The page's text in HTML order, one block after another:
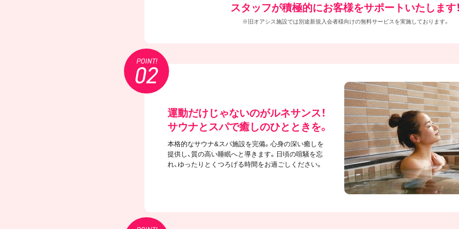
スタッフが積極的にお客様をサポートいたします
※旧オアシス施設では別途新規入会者様向けの無料サービスを実施しております。
運動だけじゃないのがルネサンス！
サウナとスパで癒しのひとときを。
本格的なサウナ&スパ施設を完備。心身の深い癒しを
提供し、質の高い睡眠へと導きます。日頃の喧騒を忘
れ、ゆったりとくつろげる時間をお過ごしください。